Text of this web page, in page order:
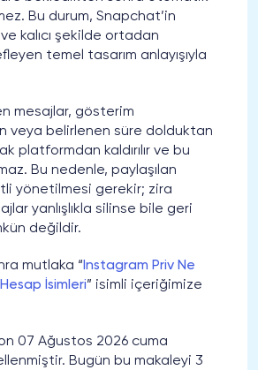
Bu durum, Snapchat’in
ve kalıcı şekilde ortadan
temel tasarım anlayışıyla
mesajlar, gösterim
veya belirlenen süre dolduktan
platformdan kaldırılır ve bu
Bu nedenle, paylaşılan
yönetilmesi gerekir; zira
yanlışlıkla silinse bile geri
değildir.
mutlaka “Instagram Priv Ne
İsimleri” isimli içeriğimize
07 Ağustos 2026 cuma
Bugün bu makaleyi 3